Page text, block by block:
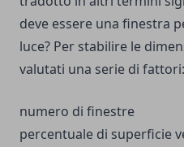
deve essere una finestra
luce? Per stabilire le
valutati una serie di fattori:
numero di finestre
percentuale di superficie